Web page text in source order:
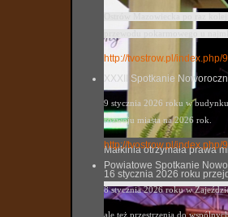
Małkinia otrzymała prawa
16 stycznia 2026 roku
http://tvostrow.pl/
XXXII Spotkanie
9 stycznia 2026 roku w
rozwoju miasta na 2026 rok.
http://tvostrow.pl/
Powiatowe Spotkanie
8 stycznia 2026 roku w
ale też przestrzenią do